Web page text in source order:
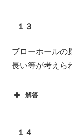
１３
ブローホールの
長い等が考えら
解答
１４